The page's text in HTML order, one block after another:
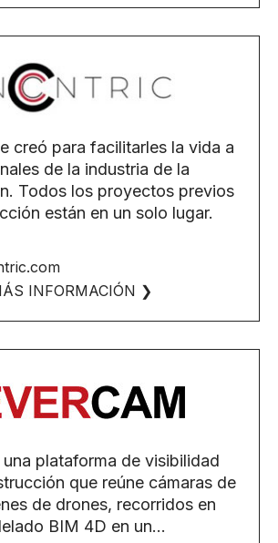
creó para facilitarles la vida a
de la industria de la
Todos los proyectos previos
están en un solo lugar.
INFORMACIÓN ❯
una plataforma de visibilidad
que reúne cámaras de
de drones, recorridos en
BIM 4D en un...